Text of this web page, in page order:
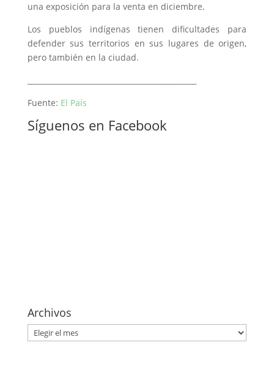
una exposición para la venta en diciembre.
Los pueblos indígenas tienen dificultades para
defender sus territorios en sus lugares de origen,
pero también en la ciudad.
Fuente: El País
Síguenos en Facebook
Archivos
Archivos